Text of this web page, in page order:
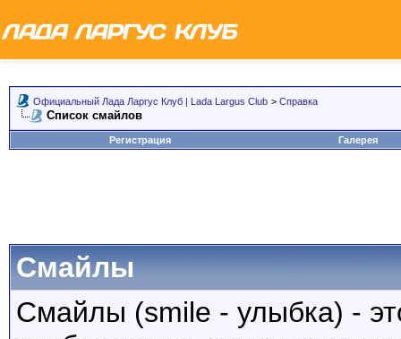
Официальный Лада Ларгус Клуб | Lada Largus Club > Справка
Список смайлов
Регистрация Галерея
Смайлы
Смайлы (smile - улыбка) -